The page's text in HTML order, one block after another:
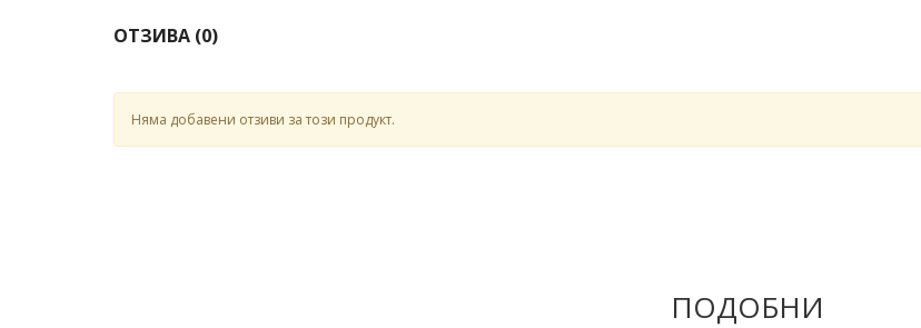
ОТЗИВА (0)
Няма добавени отзиви за този продукт.
ПОДОБНИ